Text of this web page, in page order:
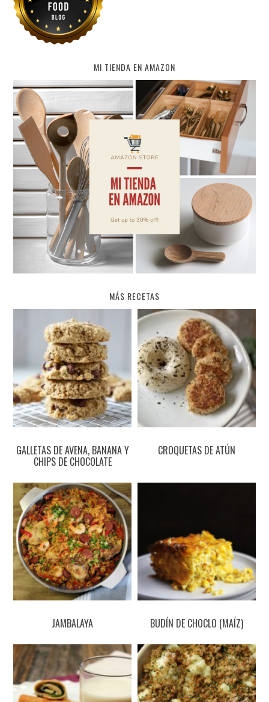
MI TIENDA EN AMAZON
MÁS RECETAS
GALLETAS DE AVENA, BANANA Y
CHIPS DE CHOCOLATE
CROQUETAS DE ATÚN
JAMBALAYA BUDÍN DE CHOCLO (MAÍZ)